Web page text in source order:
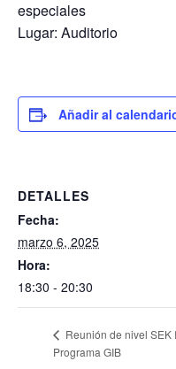
especiales
Lugar: Auditorio
Añadir al
DETALLES
Fecha:
marzo 6, 2025
Hora:
18:30 - 20:30
Reunión de nivel SEK
Programa GIB